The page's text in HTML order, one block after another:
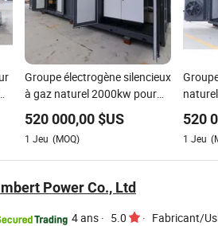
Groupe électrogène silencieux
à gaz naturel 2000kw pour
alimentation électrique
520 000,00$US
1 Jeu (MOQ)
520
1 Jeu
Power Co., Ltd
4 ans · 5.0 · Fabricant/